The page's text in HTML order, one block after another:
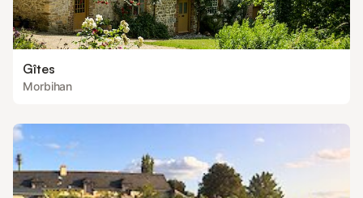
Gîtes
Morbihan